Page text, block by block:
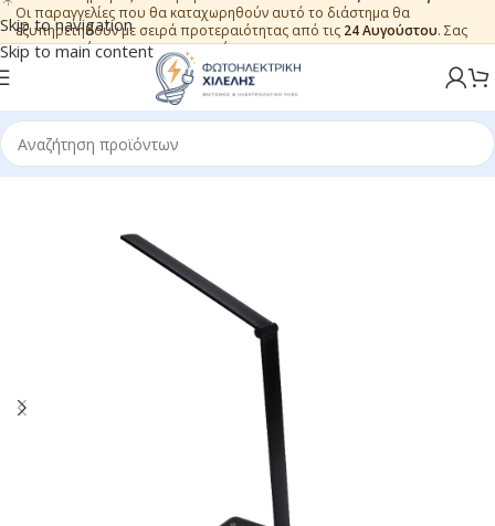
Skip to navigation
Skip to main content
Οι παραγγελίες που θα καταχωρηθούν αυτό το διάστημα θα
εξυπηρετηθούν με σειρά προτεραιότητας από τις 24 Αυγούστου. Σας
ευχαριστούμε για την εμπιστοσύνη.